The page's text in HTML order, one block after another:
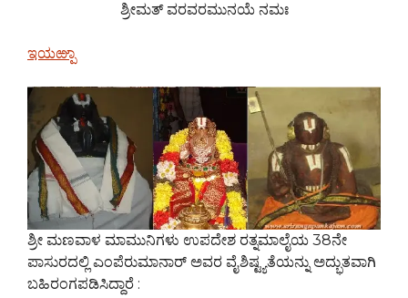
ಶ್ರೀಮತ್ ವರವರಮುನಯೆ ನಮಃ
ಇಯಱ್ಪಾ
ಶ್ರೀ ಮಣವಾಳ ಮಾಮುನಿಗಳು ಉಪದೇಶ ರತ್ನಮಾಲೈಯ 38ನೇ
ಪಾಸುರದಲ್ಲಿ ಎಂಪೆರುಮಾನಾರ್ ಅವರ ವೈಶಿಷ್ಟ್ಯತೆಯನ್ನು ಅದ್ಭುತವಾಗಿ
ಬಹಿರಂಗಪಡಿಸಿದ್ದಾರೆ :